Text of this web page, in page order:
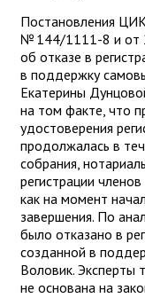
Постановления
№ 144/1111-8 и от
об отказе в
в поддержку
Екатерины
на том факте, что
удостоверения
продолжалась в
собрания,
регистрации
как на момент
завершения. По
было отказано в
созданной в
Воловик. Эксперты
не основана на